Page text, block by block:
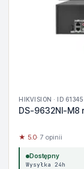
HIKVISION · ID 61345
DS-9632NI-M8
★ 5.0· 7 opinii
Dostępny
Wysyłka 24h